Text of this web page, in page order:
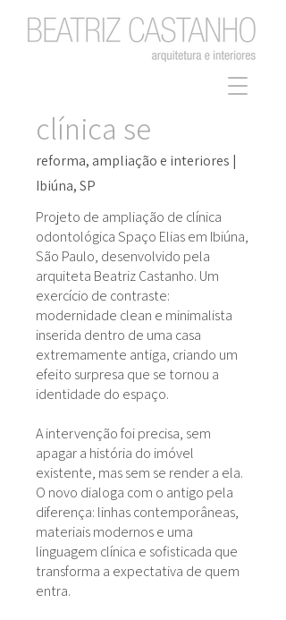
clínica se
reforma, ampliação e interiores |
Ibiúna, SP
Projeto de ampliação de clínica
odontológica Spaço Elias em Ibiúna,
São Paulo, desenvolvido pela
arquiteta Beatriz Castanho. Um
exercício de contraste:
modernidade clean e minimalista
inserida dentro de uma casa
extremamente antiga, criando um
efeito surpresa que se tornou a
identidade do espaço.
A intervenção foi precisa, sem
apagar a história do imóvel
existente, mas sem se render a ela.
O novo dialoga com o antigo pela
diferença: linhas contemporâneas,
materiais modernos e uma
linguagem clínica e sofisticada que
transforma a expectativa de quem
entra.